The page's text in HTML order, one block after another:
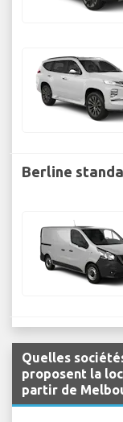
Berline
Quelles
proposent la
partir de